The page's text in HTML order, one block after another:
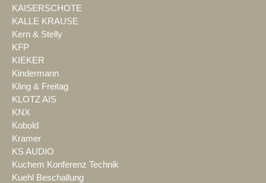
KAISERSCHOTE
KALLE KRAUSE
Kern & Stelly
KFP
KIEKER
Kindermann
Kling & Freitag
KLOTZ AIS
KNX
Kobold
Kramer
KS AUDIO
Kuchem Konferenz Technik
Kuehl Beschallung